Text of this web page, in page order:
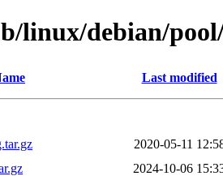
linux/debian/
Last modified
2020-05-11
2024-10-06